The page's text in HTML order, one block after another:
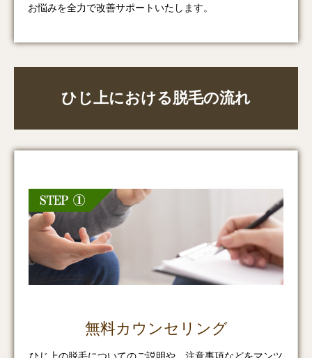
お悩みを全力で改善サポートいたします。
ひじ上における脱毛の流れ
無料カウンセリング